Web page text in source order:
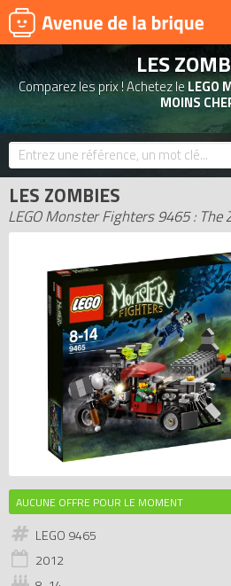
UNIVERS
PRODUITS
LEGO 2026
ASSOCIATIONS
EXPOSITIONS
LEGO LES PLUS
DERNIERS LEGO
LES
Comparez les prix ! Achetez le LEGO
MOINS
LES ZOMBIES
LEGO Monster Fighters 9465 : The
AUCUNE OFFRE POUR LE MOMENT
LEGO 9465
2012